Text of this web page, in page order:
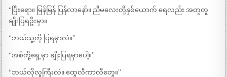
“ပြီးရော။ မြန်မြန် ပြန်လာနော်။ ညီမလေးတို့နှစ်ယောက် ရေလည်း အတူတူ
ချိုးပြရဦးမှာ။
“ဘယ်သူ့ကို ပြရမှာလဲ။”
“အစ်ကို့ရှေ့မှာ ချိုးပြရမှာပေါ့။”
“ဘယ်လိုလူကြီးလဲ။ ထွေလီကာလီတွေ။”